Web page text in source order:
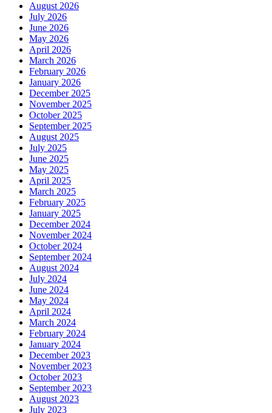
August 2026
July 2026
June 2026
May 2026
April 2026
March 2026
February 2026
January 2026
December 2025
November 2025
October 2025
September 2025
August 2025
July 2025
June 2025
May 2025
April 2025
March 2025
February 2025
January 2025
December 2024
November 2024
October 2024
September 2024
August 2024
July 2024
June 2024
May 2024
April 2024
March 2024
February 2024
January 2024
December 2023
November 2023
October 2023
September 2023
August 2023
July 2023